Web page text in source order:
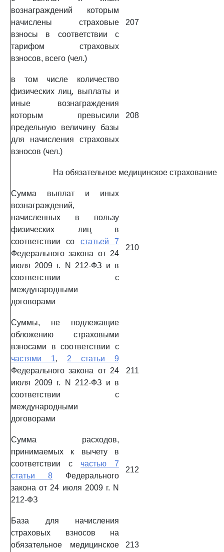
вознаграждений которым
начислены страховые
взносы в соответствии с
тарифом страховых
взносов, всего (чел.)
207
в том числе количество
физических лиц, выплаты и
иные вознаграждения
которым превысили
предельную величину базы
для начисления страховых
взносов (чел.)
208
На обязательное медицинское страхование
Сумма выплат и иных
вознаграждений,
начисленных в пользу
физических лиц в
соответствии со статьей 7
Федерального закона от 24
июля 2009 г. N 212-ФЗ и в
соответствии с
международными
договорами
210
Суммы, не подлежащие
обложению страховыми
взносами в соответствии с
частями 1, 2 статьи 9
Федерального закона от 24
июля 2009 г. N 212-ФЗ и в
соответствии с
международными
договорами
211
Сумма расходов,
принимаемых к вычету в
соответствии с частью 7
статьи 8 Федерального
закона от 24 июля 2009 г. N
212-ФЗ
212
База для начисления
страховых взносов на
обязательное медицинское
213